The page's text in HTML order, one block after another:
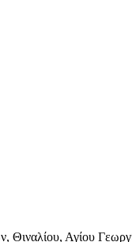
Θιναλίου, Αγίου